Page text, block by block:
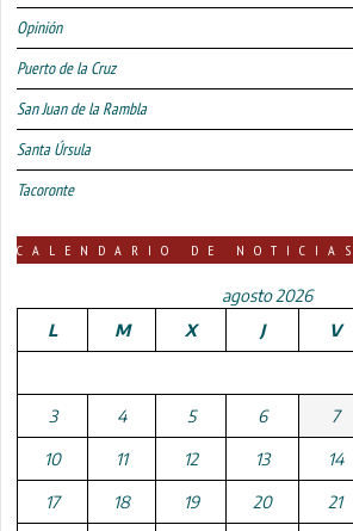
Opinión
Puerto de la Cruz
San Juan de la Rambla
Santa Úrsula
Tacoronte
CALENDARIO DE NOTICIAS
agosto 2026
L
M X J V
3 4 5 6 7
10 11 12 13 14
17 18 19 20 21